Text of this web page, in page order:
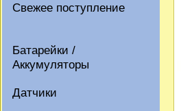
Свежее поступление
Батарейки /
Аккумуляторы
Датчики